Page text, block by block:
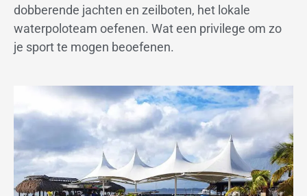
dobberende jachten en zeilboten, het lokale
waterpoloteam oefenen. Wat een privilege om zo
je sport te mogen beoefenen.